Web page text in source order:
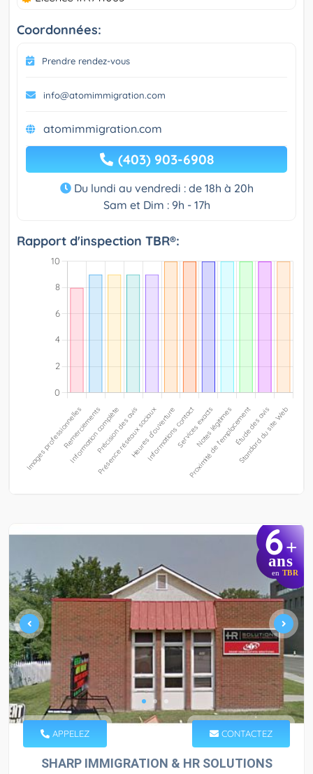
Coordonnées:
Prendre rendez-vous
info@atomimmigration.com
atomimmigration.com
(403) 903-6908
Du lundi au vendredi : de 18h à 20h
Sam et Dim : 9h - 17h
Rapport d'inspection TBR®:
6+
ans
en TBR
APPELEZ CONTACTEZ
SHARP IMMIGRATION & HR SOLUTIONS